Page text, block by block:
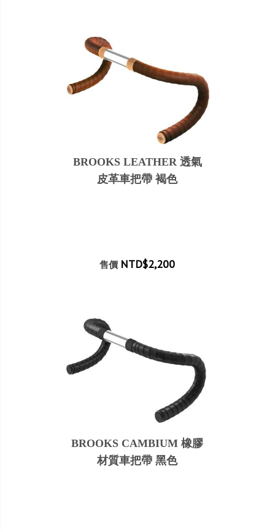
BROOKS LEATHER 透氣
皮革車把帶 褐色
售價 NTD$2,200
BROOKS CAMBIUM 橡膠
材質車把帶 黑色